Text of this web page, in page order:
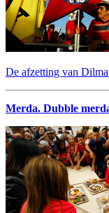
De afzetting van
Merda. Dubble